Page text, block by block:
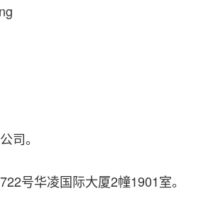
司。
号华凌国际大厦2幢1901室。